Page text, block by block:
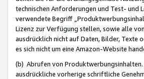
technischen Anforderungen und Test- und
verwendete Begriff
Lizenz zur Verfügung stellen, sowie alle
ausdrücklich nicht auf Daten, Bilder, Texte
es sich nicht um eine Amazon-Website
(b) Abrufen von Produktwerbungsinhalten.
ausdrückliche vorherige schriftliche